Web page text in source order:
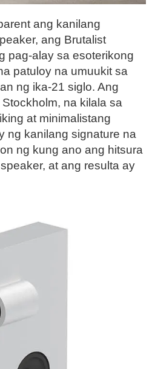
ang kanilang
ang Brutalist
pag-alay sa esoterikong
patuloy na umuukit sa
ng ika-21 siglo. Ang
na kilala sa
at minimalistang
ng kanilang signature na
ng kung ano ang hitsura
at ang resulta ay